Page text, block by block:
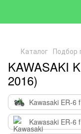
Каталог Подбор
KAWASAKI
2016)
Kawasaki ER-6
Kawasaki ER-6